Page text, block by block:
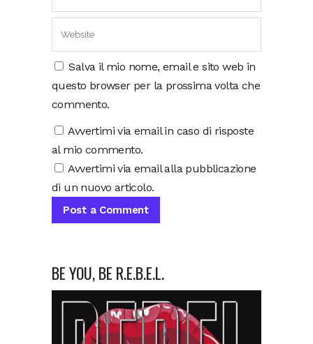
Salva il mio nome, email e sito web in
questo browser per la prossima volta che
commento.
Avvertimi via email in caso di risposte
al mio commento.
Avvertimi via email alla pubblicazione
di un nuovo articolo.
BE YOU, BE R.E.B.E.L.